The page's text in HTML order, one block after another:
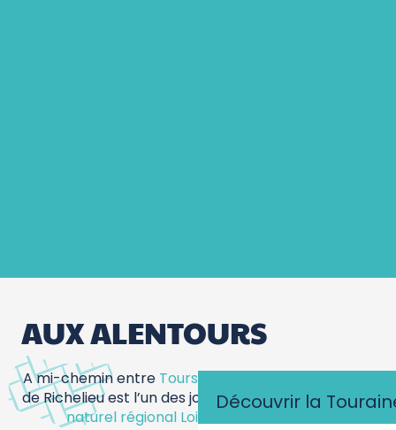
Découvrir la
AUX ALENTOURS
A mi-chemin entre Tours
de Richelieu est l’un des joyaux touristiques duparc
naturel régional Loire-Anjou-Touraine